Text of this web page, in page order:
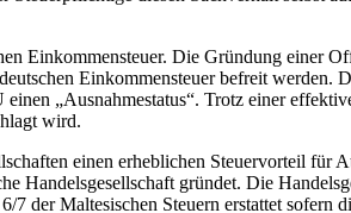
Einkommensteuer. Die Gründung einer
Einkommensteuer befreit
„Ausnahmestatus“. Trotz einer
wird.
einen erheblichen Steuervorteil
Handelsgesellschaft gründet. Die
der Maltesischen Steuern erstattet sofern